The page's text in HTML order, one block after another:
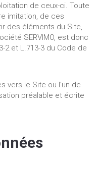
de ceux-ci. Toute
imitation, de ces
des éléments du Site,
SERVIMO, est donc
2 et L.713-3 du Code de
vers le Site ou l’un de
préalable et écrite